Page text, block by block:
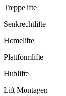
Treppelifte
Senkrechtlifte
Homelifte
Plattformlifte
Hublifte
Lift Montagen